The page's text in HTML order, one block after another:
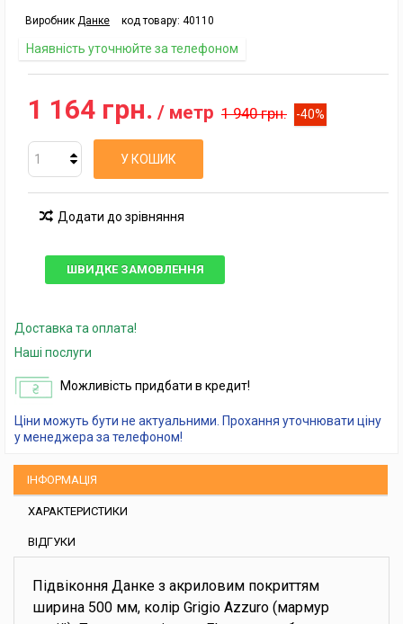
Виробник Данке код товару: 40110
Наявність уточнюйте за телефоном
1 164 грн. / метр 1 940 грн. -40%
У КОШИК
Додати до зрівняння
ШВИДКЕ ЗАМОВЛЕННЯ
Доставка та оплата!
Наші послуги
Можливість придбати в кредит!
Ціни можуть бути не актуальними. Прохання уточнювати ціну
у менеджера за телефоном!
ІНФОРМАЦІЯ
ХАРАКТЕРИСТИКИ
ВІДГУКИ
Підвіконня Данке з акриловим покриттям
ширина 500 мм, колір Grigio Azzuro (мармур